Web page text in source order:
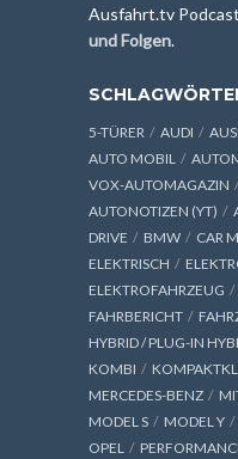
Ausfahrt.tv
und Folgen.
5-TÜRER AUDI
AUTO MOBIL
VOX-AUTOMAGAZIN
AUTONOTIZEN (YT)
DRIVE
BMW CAR
ELEKTRISCH
ELEKTROFAHRZEUG
FAHRBERICHT
HYBRID / PLUG-IN
KOMBI
MERCEDES-BENZ
MODEL S
MODEL Y
OPEL